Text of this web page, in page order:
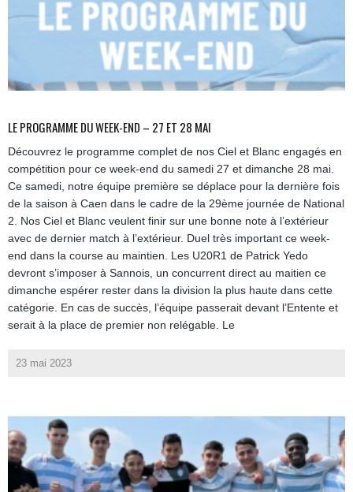
LE PROGRAMME DU WEEK-END – 27 ET 28 MAI
Découvrez le programme complet de nos Ciel et Blanc engagés en
compétition pour ce week-end du samedi 27 et dimanche 28 mai.
Ce samedi, notre équipe première se déplace pour la dernière fois
de la saison à Caen dans le cadre de la 29ème journée de National
2. Nos Ciel et Blanc veulent finir sur une bonne note à l’extérieur
avec de dernier match à l’extérieur. Duel très important ce week-
end dans la course au maintien. Les U20R1 de Patrick Yedo
devront s’imposer à Sannois, un concurrent direct au maitien ce
dimanche espérer rester dans la division la plus haute dans cette
catégorie. En cas de succès, l’équipe passerait devant l’Entente et
serait à la place de premier non relégable. Le
23 mai 2023